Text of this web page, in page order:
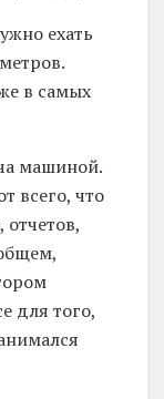
ехать
в самых
машиной.
всего, что
отчетов,
для того,